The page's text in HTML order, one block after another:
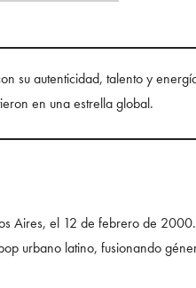
su autenticidad, talento y
en una estrella global.
Aires, el 12 de febrero de
urbano latino, fusionando